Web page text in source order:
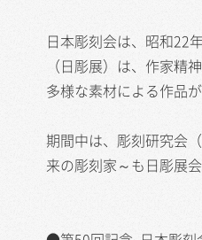
日本彫刻会は、昭和22
（日彫展）は、作家
多様な素材による作品
期間中は、彫刻研究会
来の彫刻家～も日彫展